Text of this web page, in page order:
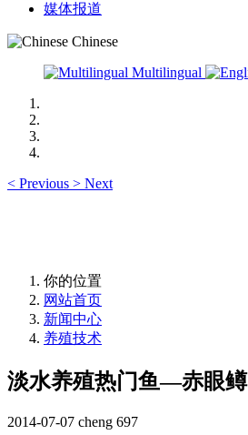
媒体报道
Chinese
Multilingual
< Previous > Next
你的位置
网站首页
新闻中心
养殖技术
淡水养殖热门鱼―赤眼鳟
2014-07-07 cheng 697